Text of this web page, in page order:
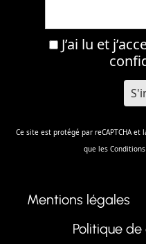
J’ai lu et
Ce site est protégé par reCAPTCHA et
que les
Mentions légales
Politique